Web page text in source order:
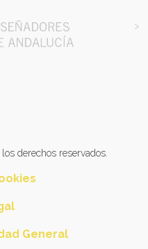
>
derechos reservados.
General